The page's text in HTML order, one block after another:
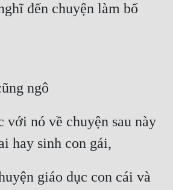
đến chuyện làm bố
ngô
với nó về chuyện sau này
hay sinh con gái,
giáo dục con cái và